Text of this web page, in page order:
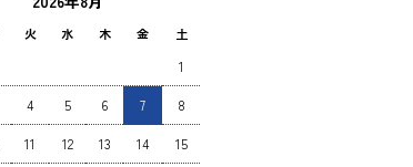
火 水 木 金 土
1
4 5 6 7 8
11 12 13 14 15